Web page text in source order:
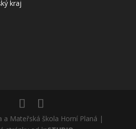
a Mateřská škola Horní Planá |